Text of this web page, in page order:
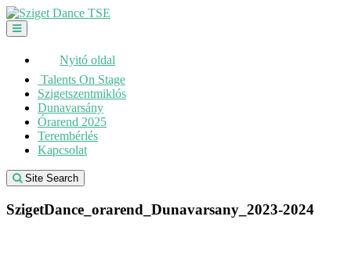
Skip
to
content
Nyitó oldal
Talents On Stage
Szigetszentmiklós
Dunavarsány
Órarend 2025
Terembérlés
Kapcsolat
Site Search
SzigetDance_orarend_Dunavarsany_2023-2024